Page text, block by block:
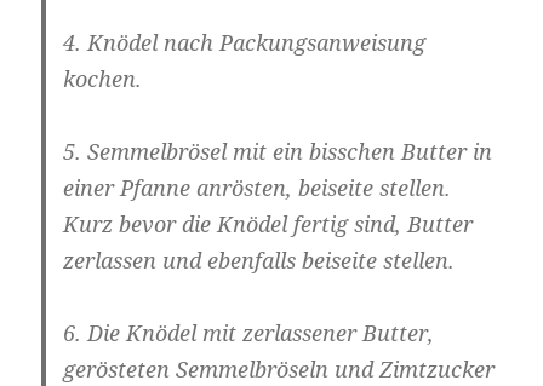
4. Knödel nach Packungsanweisung
kochen.
5. Semmelbrösel mit ein bisschen Butter in
einer Pfanne anrösten, beiseite stellen.
Kurz bevor die Knödel fertig sind, Butter
zerlassen und ebenfalls beiseite stellen.
6. Die Knödel mit zerlassener Butter,
gerösteten Semmelbröseln und Zimtzucker